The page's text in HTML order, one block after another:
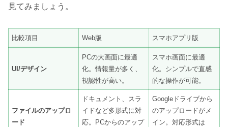
見てみましょう。
比較項目 Web版 スマホアプリ版
UI/デザイン
PCの大画面に最適
化。情報量が多く、
視認性が高い。
スマホ画面に最適
化。シンプルで直感
的な操作が可能。
ファイルのアップロ
ード
ドキュメント、スラ
イドなど多形式に対
応。PCからのアップ
Googleドライブから
のアップロードがメ
イン。対応形式は